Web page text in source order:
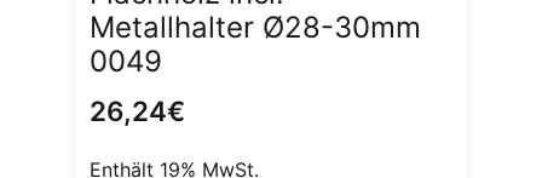
Metallhalter Ø28-30mm
0049
26,24€
Enthält 19% MwSt.